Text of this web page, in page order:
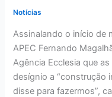
Notícias
Assinalando o início de
APEC Fernando
Agência Ecclesia que
desígnio a “construção
disse para fazermos”,